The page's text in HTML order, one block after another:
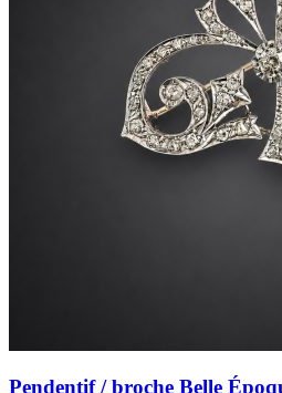
Pendentif / broche Belle